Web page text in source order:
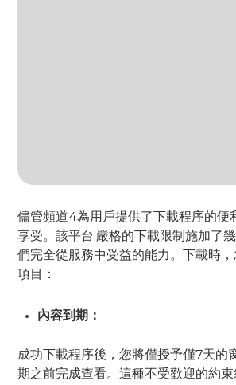
儘管頻道4為用戶提供了下載程序的便
享受。該平台'嚴格的下載限制施加了
們完全從服務中受益的能力。下載時
項目：
內容到期：
成功下載程序後，您將僅授予僅7天的
期之前完成查看。這種不受歡迎的約